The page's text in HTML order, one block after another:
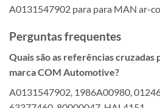
A0131547902 para para MAN ar-
Perguntas frequentes
Quais são as referências cruzadas
marca COM Automotive?
A0131547902, 1986A00980,